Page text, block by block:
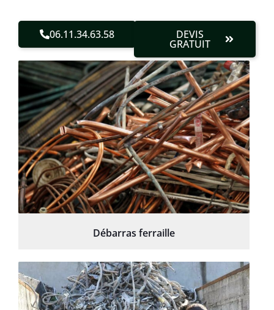
06.11.34.63.58 DEVIS
GRATUIT
Débarras ferraille